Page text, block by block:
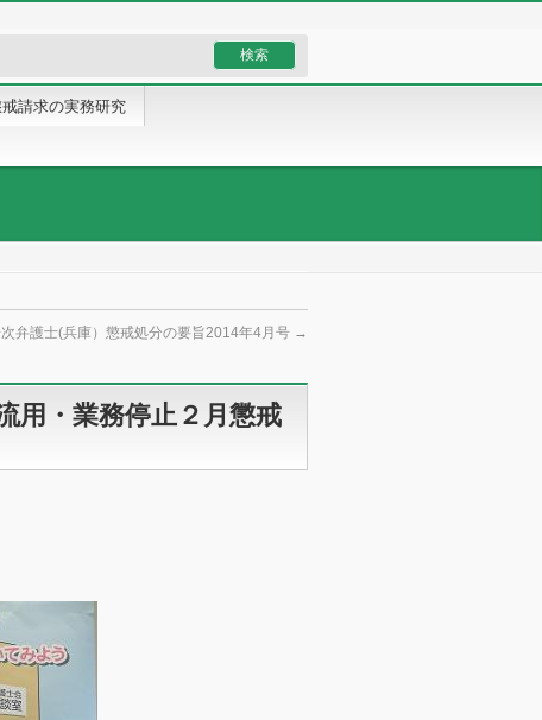
請求の実務研究
弁護士(兵庫）懲戒処分の要旨2014年4月号 →
用・業務停止２月懲戒